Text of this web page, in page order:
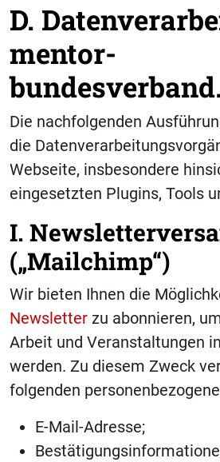
D.
mentor-
Die nachfolgenden
die
Webseite, insbesondere
eingesetzten Plugins, Tools
I.
(„Mailchimp“)
Wir bieten Ihnen die
Newsletter zu abonnieren,
Arbeit und Veranstaltungen
werden. Zu diesem Zweck
folgenden
E-Mail-Adresse;